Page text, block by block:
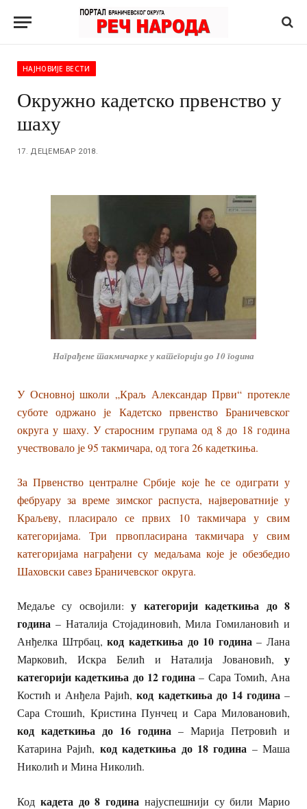
НАЈНОВИЈЕ ВЕСТИ
Окружно кадетско првенство у
шаху
17. ДЕЦЕМБАР 2018.
Награђене такмичарке у категорији до 10 година
У Основној школи „Краљ Александар Први“ протекле
суботе одржано је Кадетско првенство Браничевског
округа у шаху. У старосним групама од 8 до 18 година
учествовало је 95 такмичара, од тога 26 кадеткиња.
За Првенство централне Србије које ће се одиграти у
фебруару за време зимског распуста, највероватније у
Краљеву, пласирало се првих 10 такмичара у свим
категоријама. Три првопласирана такмичара у свим
категоријама награђени су медаљама које је обезбедио
Шаховски савез Браничевског округа.
Медаље су освојили: у категорији кадеткиња до 8
година – Наталија Стојадиновић, Мила Гомилановић и
Анђелка Штрбац,код кадеткиња до 10 година– Лана
Марковић, Искра Белић и Наталија Јовановић, у
категорији кадеткиња до 12 година – Сара Томић, Ана
Костић и Анђела Рајић,код кадеткиња до 14 година–
Сара Стошић, Кристина Пунчец и Сара Миловановић,
код кадеткиња до 16 година – Марија Петровић и
Катарина Рајић, код кадеткиња до 18 година – Маша
Николић и Мина Николић.
Код кадета до 8 година најуспешнији су били Марио